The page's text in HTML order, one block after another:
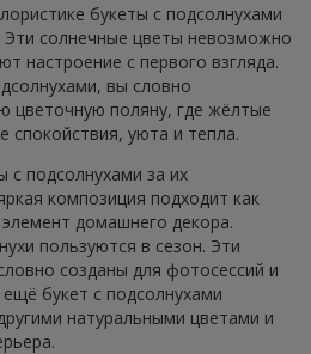
букеты с подсолнухами
солнечные цветы невозможно
настроение с первого взгляда.
вы словно
цветочную поляну, где жёлтые
уюта и тепла.
подсолнухами за их
композиция подходит как
домашнего декора.
пользуются в сезон. Эти
созданы для фотосессий и
букет с подсолнухами
натуральными цветами и